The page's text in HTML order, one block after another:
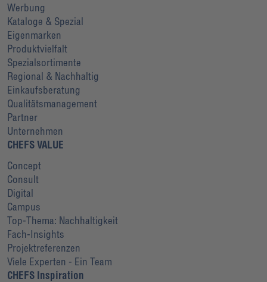
Werbung
Kataloge & Spezial
Eigenmarken
Produktvielfalt
Spezialsortimente
Regional & Nachhaltig
Einkaufsberatung
Qualitätsmanagement
Partner
Unternehmen
CHEFS VALUE
Concept
Consult
Digital
Campus
Top-Thema: Nachhaltigkeit
Fach-Insights
Projektreferenzen
Viele Experten - Ein Team
CHEFS Inspiration